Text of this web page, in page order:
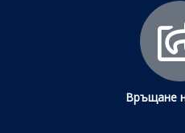
Връщане